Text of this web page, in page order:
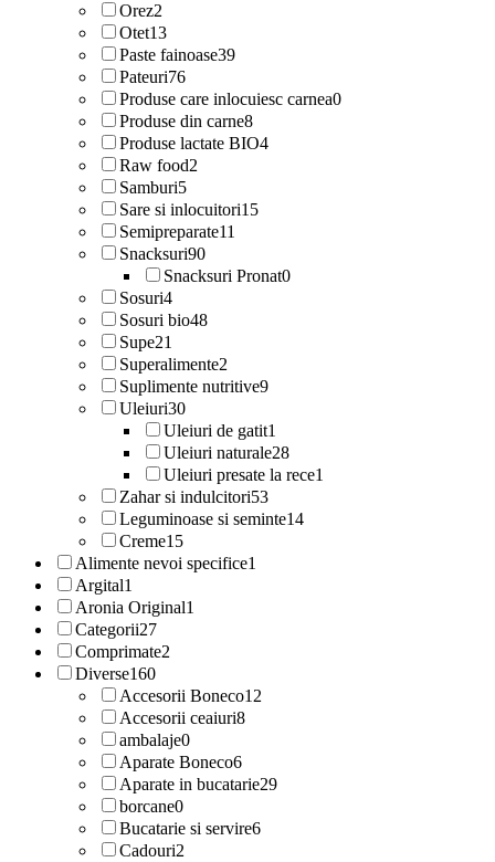
Orez2
Otet13
Paste fainoase39
Pateuri76
Produse care inlocuiesc carnea0
Produse din carne8
Produse lactate BIO4
Raw food2
Samburi5
Sare si inlocuitori15
Semipreparate11
Snacksuri90
Snacksuri Pronat0
Sosuri4
Sosuri bio48
Supe21
Superalimente2
Suplimente nutritive9
Uleiuri30
Uleiuri de gatit1
Uleiuri naturale28
Uleiuri presate la rece1
Zahar si indulcitori53
Leguminoase si seminte14
Creme15
Alimente nevoi specifice1
Argital1
Aronia Original1
Categorii27
Comprimate2
Diverse160
Accesorii Boneco12
Accesorii ceaiuri8
ambalaje0
Aparate Boneco6
Aparate in bucatarie29
borcane0
Bucatarie si servire6
Cadouri2